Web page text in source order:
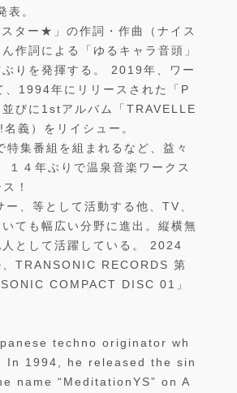
。
ター★」の作詞・作曲（ナイス
作詞による「ゆるキャラ音頭」
りを発揮する。 2019年、ワー
、1994年にリリースされた「P
びに1stアルバム「TRAVELLE
義）をリイシュー。
集番組を組まれるなど、益々
４年ぶりで温泉音楽ワークス
！
、等として活動する他、TV、
ても幅広い分野に進出。縦横無
として活躍している。 2024
、TRANSONIC RECORDS 第
COMPACT DISC 01」
techno originator wh
In 1994, he released the sin
name “MeditationYS” on A